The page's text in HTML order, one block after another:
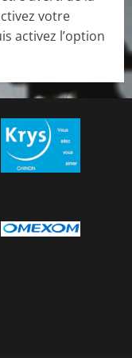
votre
activez l’option